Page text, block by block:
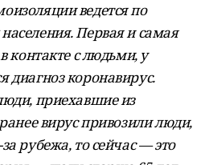
ведется по
Первая и самая
контакте с людьми, у
диагноз коронавирус.
приехавшие из
вирус привозили люди,
рубежа, то сейчас — это